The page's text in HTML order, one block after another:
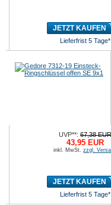
JETZT KAUFEN
Lieferfrist 5 Tage*
UVP**:67,38
43,95 EUR
inkl. MwSt.zzgl.
JETZT KAUFEN
Lieferfrist 5 Tage*